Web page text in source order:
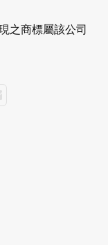
之商標屬該公司